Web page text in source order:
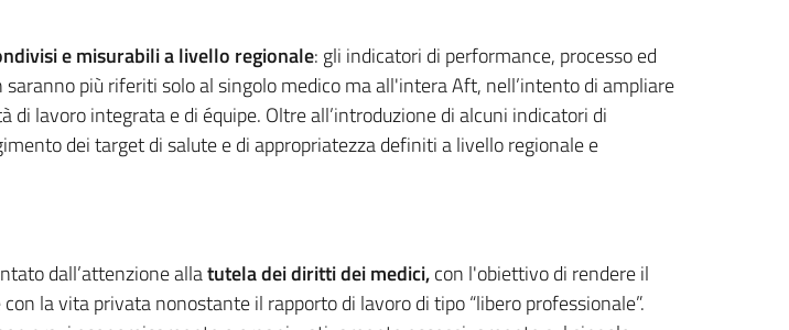
e misurabili a livello regionale: gli indicatori di performance, processo ed
più riferiti solo al singolo medico ma all'intera Aft, nell’intento di ampliare
lavoro integrata e di équipe. Oltre all’introduzione di alcuni indicatori di
dei target di salute e di appropriatezza definiti a livello regionale e
dall’attenzione allatutela dei diritti dei medici,con l'obiettivo di rendere il
la vita privata nonostante il rapporto di lavoro di tipo “libero professionale”.